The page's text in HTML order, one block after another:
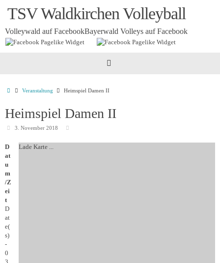
InhaltTSV Waldkirchen Volleyball
Volleywald auf FacebookBayerwald Volleys auf Facebook
Startseite
Veranstaltung Heimspiel Damen II
Heimspiel Damen II
3. November 2018
Lade Karte ...
D
at
u
m
/Z
ei
t
D
at
e(
s)
-
0